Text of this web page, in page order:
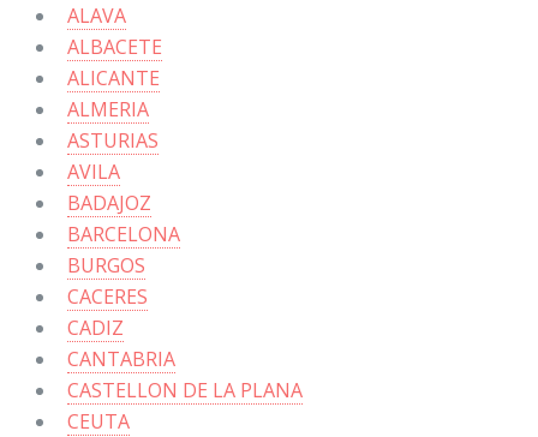
ALAVA
ALBACETE
ALICANTE
ALMERIA
ASTURIAS
AVILA
BADAJOZ
BARCELONA
BURGOS
CACERES
CADIZ
CANTABRIA
CASTELLON DE LA PLANA
CEUTA